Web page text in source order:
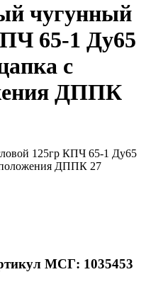
чугунный
65-1 Ду65
с
ДППК
МСГ: 1035453